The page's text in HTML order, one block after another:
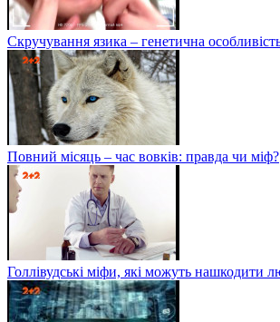
Скручування язика – генетична
Повний місяць – час вовків: правда чи міф?
Голлівудські міфи, які можуть нашкодити